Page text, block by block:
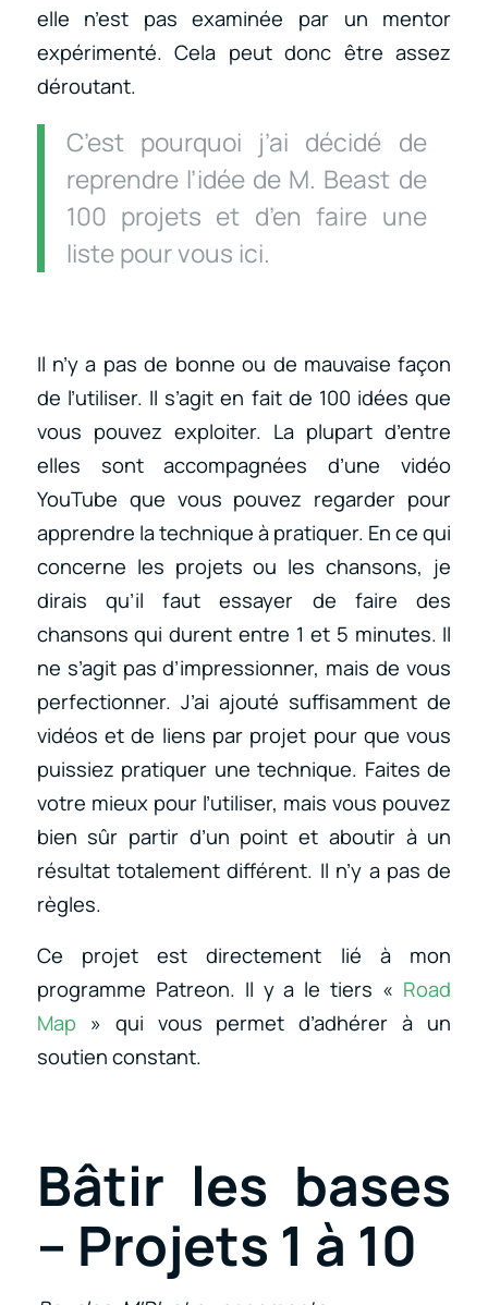
elle n’est pas examinée par un mentor
expérimenté. Cela peut donc être assez
déroutant.
C’est pourquoi j’ai décidé de
reprendre l’idée de M. Beast de
100 projets et d’en faire une
liste pour vous ici.
Il n’y a pas de bonne ou de mauvaise façon
de l’utiliser. Il s’agit en fait de 100 idées que
vous pouvez exploiter. La plupart d’entre
elles sont accompagnées d’une vidéo
YouTube que vous pouvez regarder pour
apprendre la technique à pratiquer. En ce qui
concerne les projets ou les chansons, je
dirais qu’il faut essayer de faire des
chansons qui durent entre 1 et 5 minutes. Il
ne s’agit pas d’impressionner, mais de vous
perfectionner. J’ai ajouté suffisamment de
vidéos et de liens par projet pour que vous
puissiez pratiquer une technique. Faites de
votre mieux pour l’utiliser, mais vous pouvez
bien sûr partir d’un point et aboutir à un
résultat totalement différent. Il n’y a pas de
règles.
Ce projet est directement lié à mon
programme Patreon. Il y a le tiers « Road
Map » qui vous permet d’adhérer à un
soutien constant.
Bâtir les bases
– Projets 1 à 10